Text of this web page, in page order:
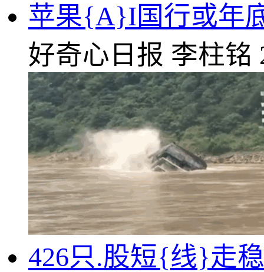
苹果{A}I国行或年
好奇心日报 李柱铭
426只.股短{线}走